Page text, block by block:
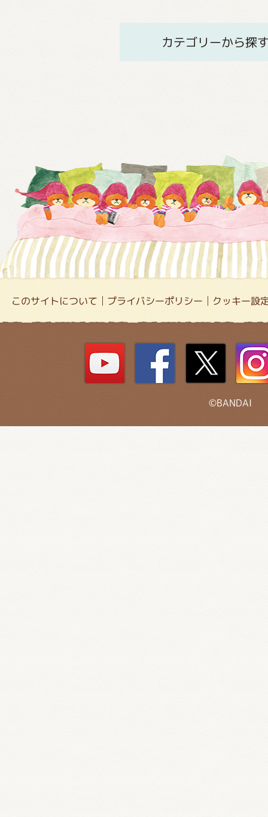
カテゴリーから探
このサイトについて プライバシーポリシー クッキー設
©BANDAI